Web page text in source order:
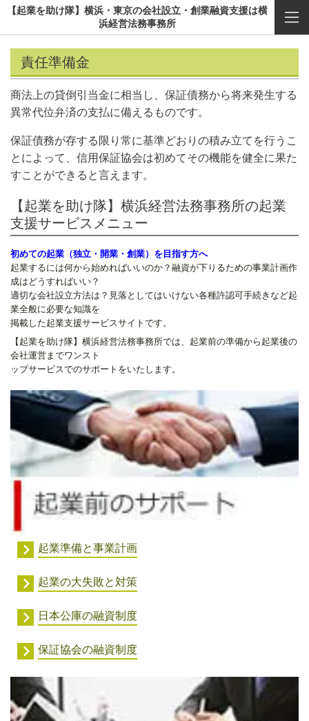
【起業を助け隊】横浜・東京の会社設立・創業融資支援は横
浜経営法務事務所
責任準備金
商法上の貸倒引当金に相当し、保証債務から将来発生する
異常代位弁済の支払に備えるものです。
保証債務が存する限り常に基準どおりの積み立てを行うこ
とによって、信用保証協会は初めてその機能を健全に果た
すことができると言えます。
【起業を助け隊】横浜経営法務事務所の起業
支援サービスメニュー
初めての起業（独立・開業・創業）を目指す方へ
起業するには何から始めればいいのか？融資が下りるための事業計画作
成はどうすればいい？
適切な会社設立方法は？見落としてはいけない各種許認可手続きなど起
業全般に必要な知識を
掲載した起業支援サービスサイトです。
【起業を助け隊】横浜経営法務事務所では、起業前の準備から起業後の
会社運営までワンスト
ップサービスでのサポートをいたします。
起業準備と事業計画
起業の大失敗と対策
日本公庫の融資制度
保証協会の融資制度